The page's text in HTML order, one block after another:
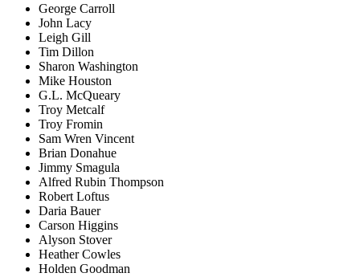
George Carroll
John Lacy
Leigh Gill
Tim Dillon
Sharon Washington
Mike Houston
G.L. McQueary
Troy Metcalf
Troy Fromin
Sam Wren Vincent
Brian Donahue
Jimmy Smagula
Alfred Rubin Thompson
Robert Loftus
Daria Bauer
Carson Higgins
Alyson Stover
Heather Cowles
Holden Goodman